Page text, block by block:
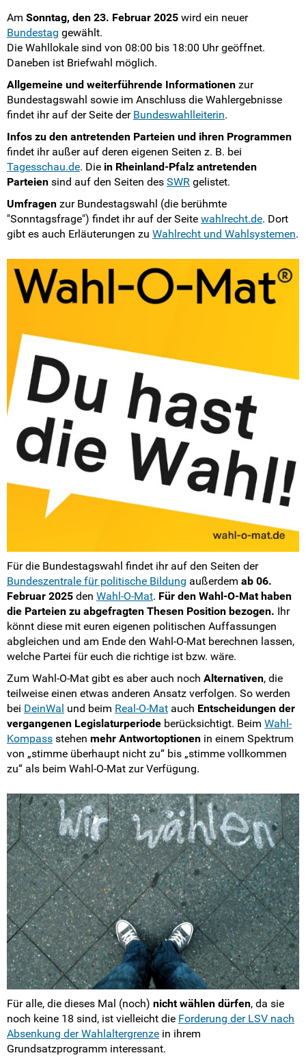
Shop
Kontakt
Intern
Am Sonntag, den 23. Februar 2025 wird ein neuer
Bundestag gewählt.
Die Wahllokale sind von 08:00 bis 18:00 Uhr geöffnet.
Daneben ist Briefwahl möglich.
Allgemeine und weiterführende Informationen zur
Bundestagswahl sowie im Anschluss die Wahlergebnisse
findet ihr auf der Seite der Bundeswahlleiterin.
Infos zu den antretenden Parteien und ihren Programmen
findet ihr außer auf deren eigenen Seiten z. B. bei
Tagesschau.de. Die in Rheinland-Pfalz antretenden
Parteien sind auf den Seiten des SWR gelistet.
Umfragen zur Bundestagswahl (die berühmte
"Sonntagsfrage") findet ihr auf der Seite wahlrecht.de. Dort
gibt es auch Erläuterungen zu Wahlrecht und Wahlsystemen.
Für die Bundestagswahl findet ihr auf den Seiten der
Bundeszentrale für politische Bildung außerdem ab 06.
Februar 2025 den Wahl-O-Mat. Für den Wahl-O-Mat haben
die Parteien zu abgefragten Thesen Position bezogen. Ihr
könnt diese mit euren eigenen politischen Auffassungen
abgleichen und am Ende den Wahl-O-Mat berechnen lassen,
welche Partei für euch die richtige ist bzw. wäre.
Zum Wahl-O-Mat gibt es aber auch noch Alternativen, die
teilweise einen etwas anderen Ansatz verfolgen. So werden
bei DeinWal und beim Real-O-Mat auch Entscheidungen der
vergangenen Legislaturperiode berücksichtigt. Beim Wahl-
Kompass stehen mehr Antwortoptionen in einem Spektrum
von „stimme überhaupt nicht zu“ bis „stimme vollkommen
zu“ als beim Wahl-O-Mat zur Verfügung.
Für alle, die dieses Mal (noch) nicht wählen dürfen, da sie
noch keine 18 sind, ist vielleicht die Forderung der LSV nach
Absenkung der Wahlaltergrenze in ihrem
Grundsatzprogramm interessant.